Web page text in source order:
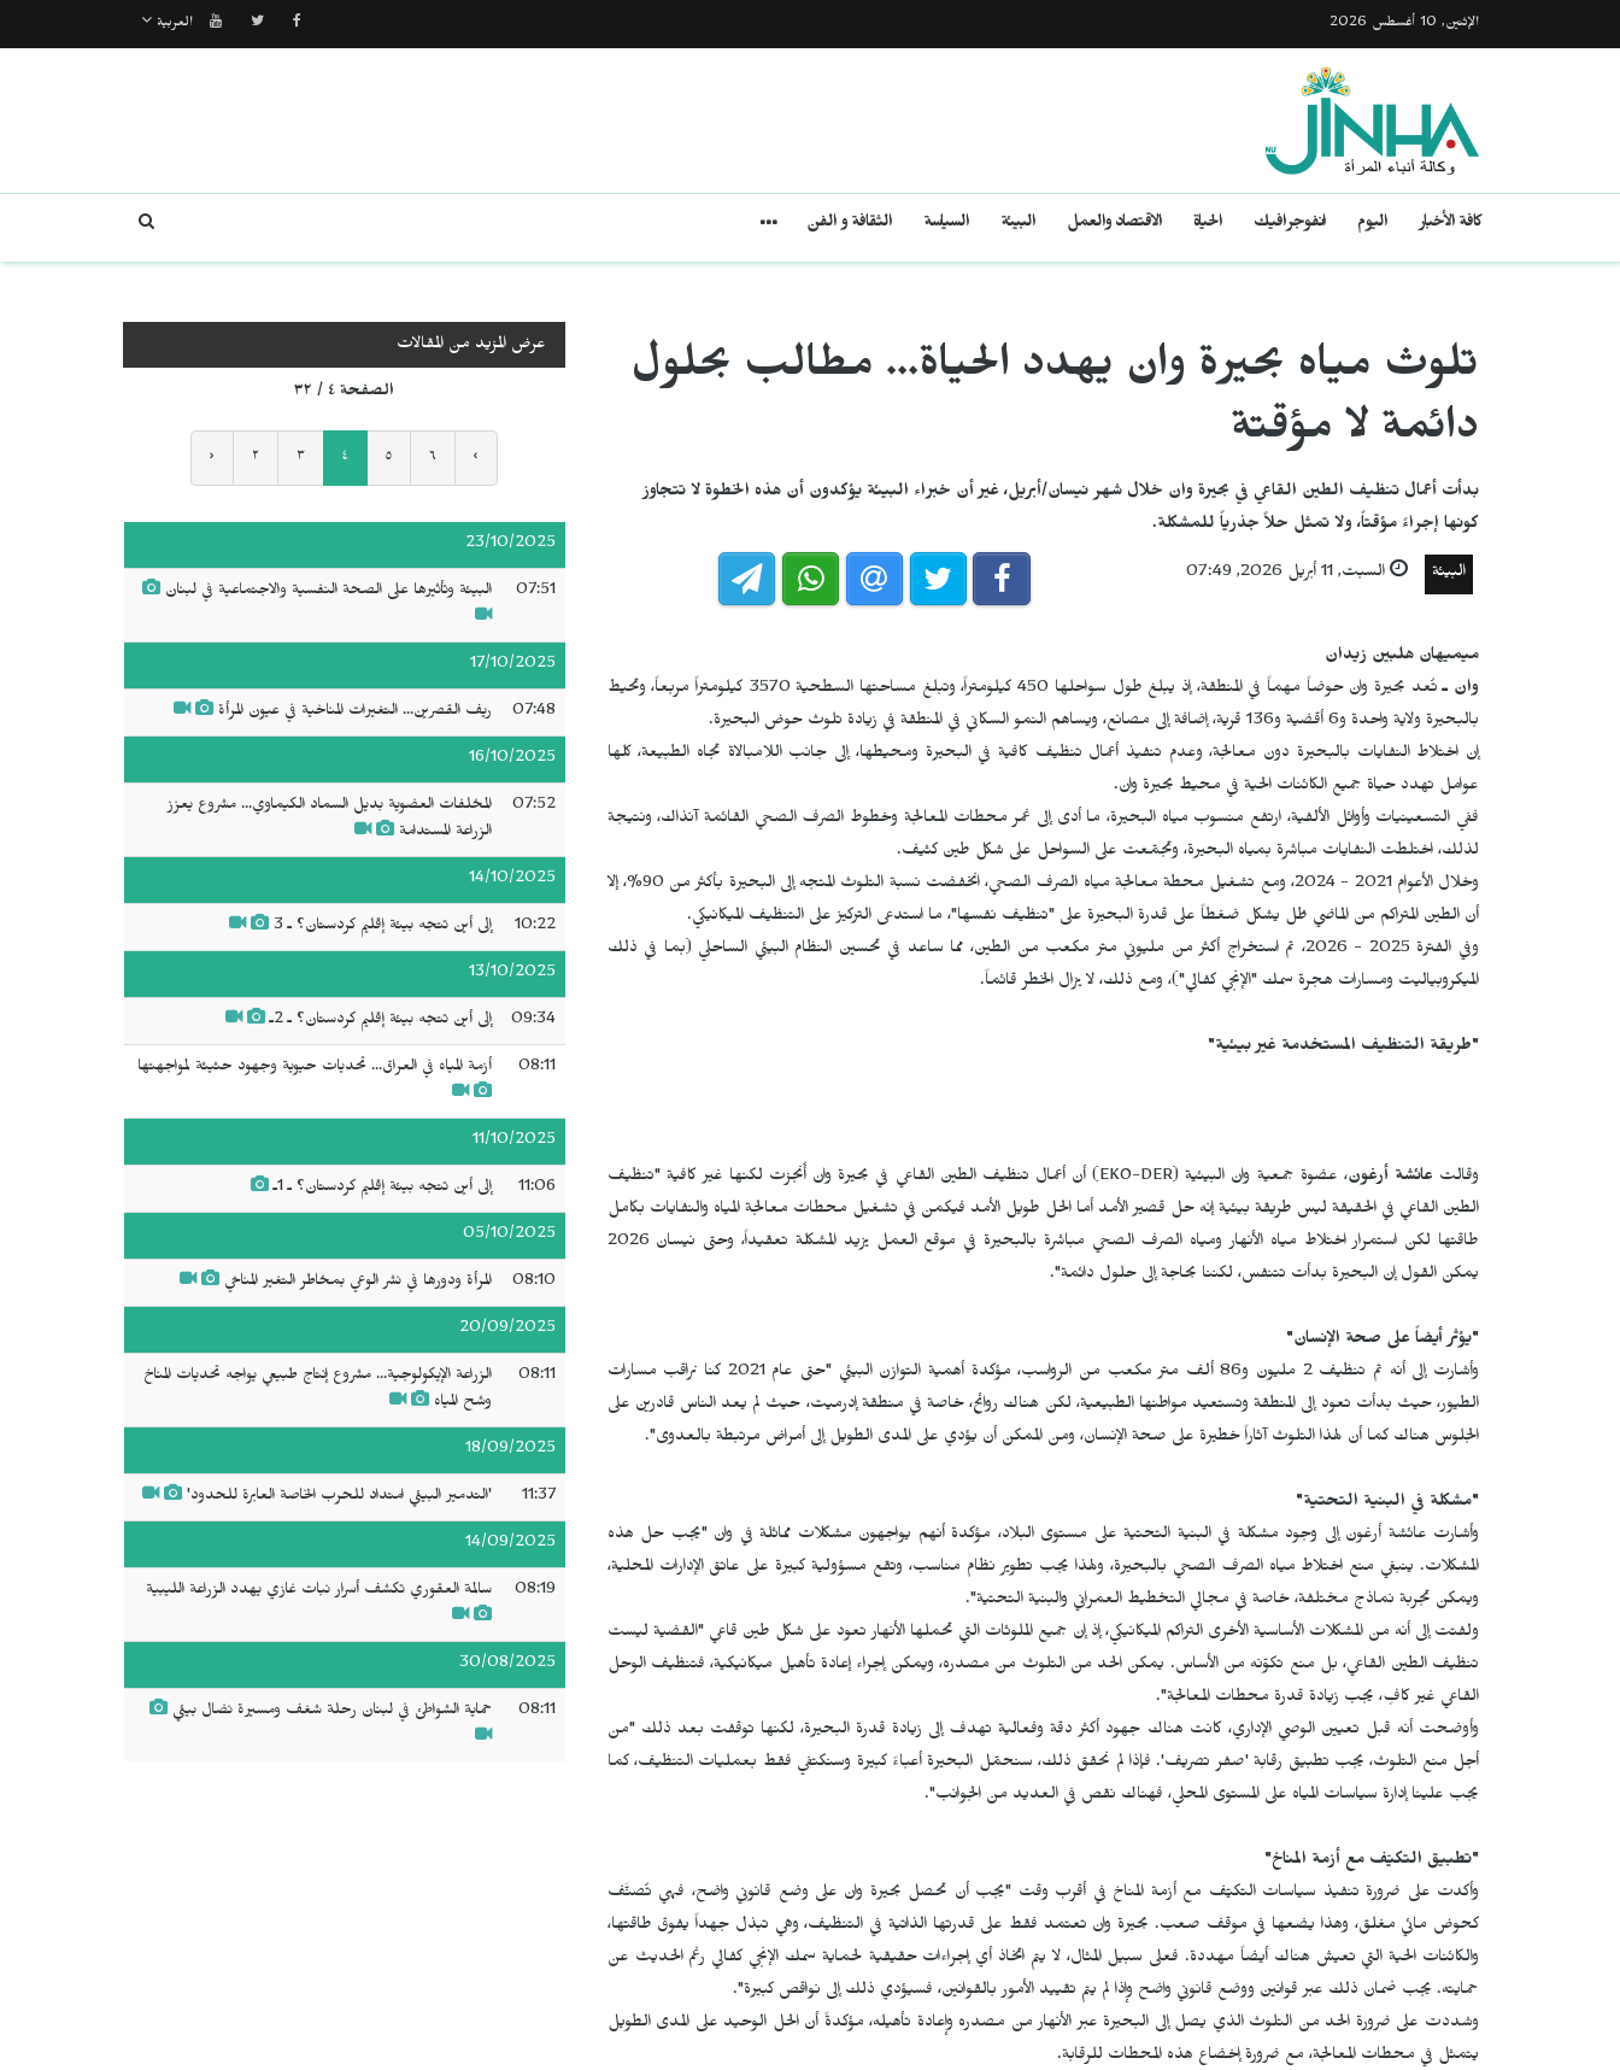
الإثنين, 10 أغسطس 2026 العربية
كافة الأخبار اليوم انفوجرافيك الحياة الاقتصاد والعمل البيئة السياسة الثقافة و الفن
تلوث مياه بحيرة وان يهدد الحياة... مطالب بحلول
دائمة لا مؤقتة
بدأت أعمال تنظيف الطين القاعي في بحيرة وان خلال شهر نيسان/أبريل، غير أن خبراء البيئة يؤكدون أن هذه الخطوة لا تتجاوز
كونها إجراءً مؤقتاً، ولا تمثل حلاً جذرياً للمشكلة.
البيئة السبت, 11 أبريل 2026, 07:49
ميميهان هلبين زيدان
وان ـ
تُعد بحيرة وان حوضاً مهماً في المنطقة، إذ يبلغ طول سواحلها 450 كيلومتراً، وتبلغ مساحتها السطحية 3570 كيلومتراً مربعاً، وتحيط
بالبحيرة ولاية واحدة و6 أقضية و136 قرية، إضافة إلى مصانع، ويساهم النمو السكاني في المنطقة في زيادة تلوث حوض البحيرة.
إن اختلاط النفايات بالبحيرة دون معالجة، وعدم تنفيذ أعمال تنظيف كافية في البحيرة ومحيطها، إلى جانب اللامبالاة تجاه الطبيعة، كلها
عوامل تهدد حياة جميع الكائنات الحية في محيط بحيرة وان.
ففي التسعينيات وأوائل الألفية، ارتفع منسوب مياه البحيرة، ما أدى إلى غمر محطات المعالجة وخطوط الصرف الصحي القائمة آنذاك، ونتيجة
لذلك، اختلطت النفايات مباشرة بمياه البحيرة، وتجمّعت على السواحل على شكل طين كثيف.
وخلال الأعوام 2021 - 2024، ومع تشغيل محطة معالجة مياه الصرف الصحي، انخفضت نسبة التلوث المتجه إلى البحيرة بأكثر من 90%، إلا
أن الطين المتراكم من الماضي ظل يشكل ضغطاً على قدرة البحيرة على "تنظيف نفسها"، ما استدعى التركيز على التنظيف الميكانيكي.
وفي الفترة 2025 - 2026، تم استخراج أكثر من مليوني متر مكعب من الطين، مما ساعد في تحسين النظام البيئي الساحلي (بما في ذلك
الميكروبياليت ومسارات هجرة سمك "الإنجي كفالي")، ومع ذلك، لا يزال الخطر قائماً.
"طريقة التنظيف المستخدمة غير بيئية"
وقالت عائشة أرغون، عضوة جمعية وان البيئية (EKO-DER) أن أعمال تنظيف الطين القاعي في بحيرة وان أُنجزت لكنها غير كافية "تنظيف
الطين القاعي في الحقيقة ليس طريقة بيئية إنه حل قصير الأمد أما الحل طويل الأمد فيكمن في تشغيل محطات معالجة المياه والنفايات بكامل
طاقتها لكن استمرار اختلاط مياه الأنهار ومياه الصرف الصحي مباشرة بالبحيرة في موقع العمل يزيد المشكلة تعقيداً، وحتى نيسان 2026
يمكن القول إن البحيرة بدأت تتنفس، لكننا بحاجة إلى حلول دائمة".
"يؤثر أيضاً على صحة الإنسان"
وأشارت إلى أنه تم تنظيف 2 مليون و86 ألف متر مكعب من الرواسب، مؤكدة أهمية التوازن البيئي "حتى عام 2021 كنا نراقب مسارات
الطيور، حيث بدأت تعود إلى المنطقة وتستعيد مواطنها الطبيعية، لكن هناك روائح، خاصة في منطقة إدرميت، حيث لم يعد الناس قادرين على
الجلوس هناك كما أن لهذا التلوث آثاراً خطيرة على صحة الإنسان، ومن الممكن أن يؤدي على المدى الطويل إلى أمراض مرتبطة بالعدوى".
"مشكلة في البنية التحتية"
وأشارت عائشة أرغون إلى وجود مشكلة في البنية التحتية على مستوى البلاد، مؤكدة أنهم يواجهون مشكلات مماثلة في وان "يجب حل هذه
المشكلات. ينبغي منع اختلاط مياه الصرف الصحي بالبحيرة، ولهذا يجب تطوير نظام مناسب، وتقع مسؤولية كبيرة على عاتق الإدارات المحلية،
ويمكن تجربة نماذج مختلفة، خاصة في مجالي التخطيط العمراني والبنية التحتية".
ولفتت إلى أنه من المشكلات الأساسية الأخرى التراكم الميكانيكي، إذ إن جميع الملوثات التي تحملها الأنهار تعود على شكل طين قاعي "القضية ليست
تنظيف الطين القاعي، بل منع تكوّنه من الأساس. يمكن الحد من التلوث من مصدره، ويمكن إجراء إعادة تأهيل ميكانيكية، فتنظيف الوحل
القاعي غير كافٍ، يجب زيادة قدرة محطات المعالجة".
وأوضحت أنه قبل تعيين الوصي الإداري، كانت هناك جهود أكثر دقة وفعالية تهدف إلى زيادة قدرة البحيرة، لكنها توقفت بعد ذلك "من
أجل منع التلوث، يجب تطبيق رقابة 'صفر تصريف'. فإذا لم نحقق ذلك، سنحمّل البحيرة أعباءً كبيرة وسنكتفي فقط بعمليات التنظيف، كما
يجب علينا إدارة سياسات المياه على المستوى المحلي، فهناك نقص في العديد من الجوانب".
"تطبيق التكيّف مع أزمة المناخ"
وأكدت على ضرورة تنفيذ سياسات التكيّف مع أزمة المناخ في أقرب وقت "يجب أن تحصل بحيرة وان على وضع قانوني واضح، فهي تُصنَّف
كحوض مائي مغلق، وهذا يضعها في موقف صعب. بحيرة وان تعتمد فقط على قدرتها الذاتية في التنظيف، وهي تبذل جهداً يفوق طاقتها،
والكائنات الحية التي تعيش هناك أيضاً مهددة. فعلى سبيل المثال، لا يتم اتخاذ أي إجراءات حقيقية لحماية سمك الإنجي كفالي رغم الحديث عن
حمايته. يجب ضمان ذلك عبر قوانين ووضع قانوني واضح وإذا لم يتم تقييد الأمور بالقوانين، فسيؤدي ذلك إلى نواقص كبيرة".
وشددت على ضرورة الحد من التلوث الذي يصل إلى البحيرة عبر الأنهار من مصدره وإعادة تأهيله، مؤكدةً أن الحل الوحيد على المدى الطويل
يتمثل في محطات المعالجة، مع ضرورة إخضاع هذه المحطات للرقابة.
عرض المزيد من المقالات
الصفحة ٤ / ٣٢
‹ ٢ ٣ ٤ ٥ ٦ ›
23/10/2025
07:51 البيئة وتأثيرها على الصحة النفسية والاجتماعية في لبنان
17/10/2025
07:48 ريف القصرين... التغيرات المناخية في عيون المرأة
16/10/2025
07:52
المخلفات العضوية بديل السماد الكيماوي... مشروع يعزز
الزراعة المستدامة
14/10/2025
10:22 إلى أين تتجه بيئة إقليم كردستان؟ ـ 3
13/10/2025
09:34 إلى أين تتجه بيئة إقليم كردستان؟ ـ 2ـ
08:11 أزمة المياه في العراق... تحديات حيوية وجهود حثيثة لمواجهتها
11/10/2025
11:06 إلى أين تتجه بيئة إقليم كردستان؟ ـ 1ـ
05/10/2025
08:10 المرأة ودورها في نشر الوعي بمخاطر التغير المناخي
20/09/2025
08:11
الزراعة الإيكولوجية... مشروع إنتاج طبيعي يواجه تحديات المناخ
وشح المياه
18/09/2025
11:37 'التدمير البيئي امتداد للحرب الخاصة العابرة للحدود'
14/09/2025
08:19 سالمة العقوري تكشف أسرار نبات غازي يهدد الزراعة الليبية
30/08/2025
08:11 حماية الشواطئ في لبنان رحلة شغف ومسيرة نضال بيئي